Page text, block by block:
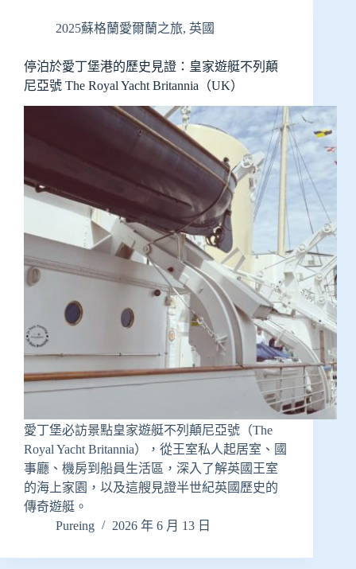
2025蘇格蘭愛爾蘭之旅, 英國
停泊於愛丁堡港的歷史見證：皇家遊艇不列顛
尼亞號 The Royal Yacht Britannia（UK）
愛丁堡必訪景點皇家遊艇不列顛尼亞號（The
Royal Yacht Britannia），從王室私人起居室、國
事廳、機房到船員生活區，深入了解英國王室
的海上家園，以及這艘見證半世紀英國歷史的
傳奇遊艇。
Pureing
2026 年 6 月 13 日